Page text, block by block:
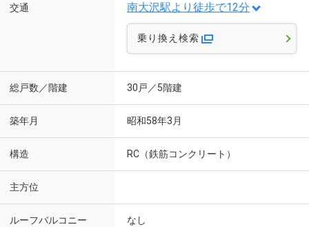
交通 南大沢駅より徒歩で12分
乗り換え検索
総戸数／階建 30戸／5階建
築年月 昭和58年3月
構造 RC（鉄筋コンクリート）
主方位
ルーフバルコニー なし